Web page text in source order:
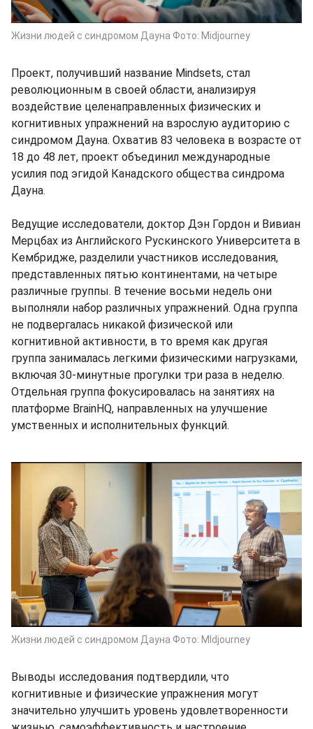
Жизни людей с синдромом Дауна Фото: Midjourney
Проект, получивший название Mindsets, стал
революционным в своей области, анализируя
воздействие целенаправленных физических и
когнитивных упражнений на взрослую аудиторию с
синдромом Дауна. Охватив 83 человека в возрасте от
18 до 48 лет, проект объединил международные
усилия под эгидой Канадского общества синдрома
Дауна.
Ведущие исследователи, доктор Дэн Гордон и Вивиан
Мерцбах из Английского Рускинского Университета в
Кембридже, разделили участников исследования,
представленных пятью континентами, на четыре
различные группы. В течение восьми недель они
выполняли набор различных упражнений. Одна группа
не подвергалась никакой физической или
когнитивной активности, в то время как другая
группа занималась легкими физическими нагрузками,
включая 30-минутные прогулки три раза в неделю.
Отдельная группа фокусировалась на занятиях на
платформе BrainHQ, направленных на улучшение
умственных и исполнительных функций.
Жизни людей с синдромом Дауна Фото: MIdjourney
Выводы исследования подтвердили, что
когнитивные и физические упражнения могут
значительно улучшить уровень удовлетворенности